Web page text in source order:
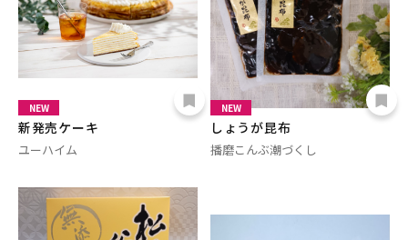
NEW
新発売ケーキ
ユーハイム
NEW
しょうが昆布
播磨こんぶ潮づくし